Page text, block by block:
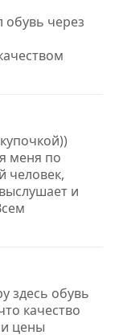
через
меня по
человек,
и
здесь обувь
качество
и цены